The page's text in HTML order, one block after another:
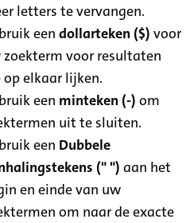
letters te vervangen.
eendollarteken ($) voor
zoekterm voor resultaten
op elkaar lijken.
een minteken (-) om
uit te sluiten.
een Dubbele
(" ") aan het
en einde van uw
om naar de exacte